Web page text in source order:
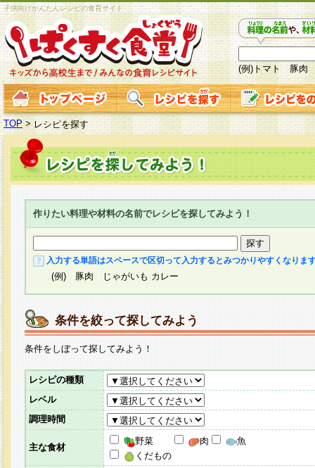
子供向けかんたんレシピの食育サイト
(例)トマト 豚肉
TOP > レシピを探す
作りたい料理や材料の名前でレシピを探してみよう！
入力する単語はスペースで区切って入力するとみつかりやすくなりま
(例) 豚肉 じゃがいも カレー
条件を絞って探してみよう
条件をしぼって探してみよう！
レシピの種類
レベル
調理時間
主な食材
野菜 肉
魚
くだもの